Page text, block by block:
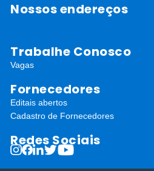
Nossos endereços
Trabalhe Conosco
Vagas
Fornecedores
Editais abertos
Cadastro de Fornecedores
Redes Sociais